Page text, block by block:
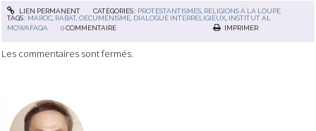
LIEN PERMANENT CATÉGORIES : PROTESTANTISMES, RELIGIONS À LA LOUPE
TAGS : MAROC RABAT,OECUMÉNISME DIALOGUE INTERRELIGIEUX INSTITUT AL
MOWAFAQA
0 COMMENTAIRE IMPRIMER
Les commentaires sont fermés.